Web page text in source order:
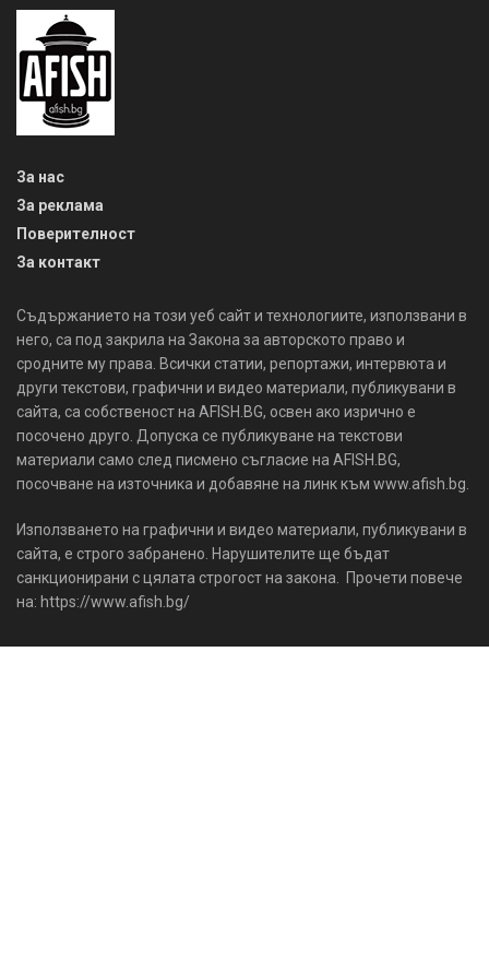
За нас
За реклама
Поверителност
За контакт
Съдържанието на този уеб сайт и технологиите, използвани в
него, са под закрила на Закона за авторското право и
сродните му права. Всички статии, репортажи, интервюта и
други текстови, графични и видео материали, публикувани в
сайта, са собственост на AFISH.BG, освен ако изрично е
посочено друго. Допуска се публикуване на текстови
материали само след писмено съгласие на AFISH.BG,
посочване на източника и добавяне на линк към www.afish.bg.
Използването на графични и видео материали, публикувани в
сайта, е строго забранено. Нарушителите ще бъдат
санкционирани с цялата строгост на закона. Прочети повече
на: https://www.afish.bg/